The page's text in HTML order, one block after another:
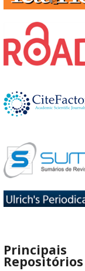
Principais
Repositórios